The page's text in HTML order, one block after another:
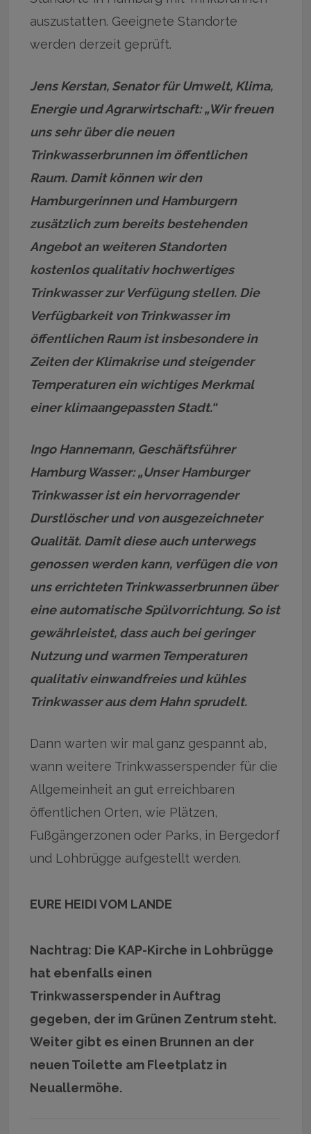
auszustatten. Geeignete Standorte
werden derzeit geprüft.
Jens Kerstan, Senator für Umwelt, Klima,
Energie und Agrarwirtschaft: „Wir freuen
uns sehr über die neuen
Trinkwasserbrunnen im öffentlichen
Raum. Damit können wir den
Hamburgerinnen und Hamburgern
zusätzlich zum bereits bestehenden
Angebot an weiteren Standorten
kostenlos qualitativ hochwertiges
Trinkwasser zur Verfügung stellen. Die
Verfügbarkeit von Trinkwasser im
öffentlichen Raum ist insbesondere in
Zeiten der Klimakrise und steigender
Temperaturen ein wichtiges Merkmal
einer klimaangepassten Stadt.“
Ingo Hannemann, Geschäftsführer
Hamburg Wasser: „Unser Hamburger
Trinkwasser ist ein hervorragender
Durstlöscher und von ausgezeichneter
Qualität. Damit diese auch unterwegs
genossen werden kann, verfügen die von
uns errichteten Trinkwasserbrunnen über
eine automatische Spülvorrichtung. So ist
gewährleistet, dass auch bei geringer
Nutzung und warmen Temperaturen
qualitativ einwandfreies und kühles
Trinkwasser aus dem Hahn sprudelt.
Dann warten wir mal ganz gespannt ab,
wann weitere Trinkwasserspender für die
Allgemeinheit an gut erreichbaren
öffentlichen Orten, wie Plätzen,
Fußgängerzonen oder Parks, in Bergedorf
und Lohbrügge aufgestellt werden.
EURE HEIDI VOM LANDE
Nachtrag: Die KAP-Kirche in Lohbrügge
hat ebenfalls einen
Trinkwasserspender in Auftrag
gegeben, der im Grünen Zentrum steht.
Weiter gibt es einen Brunnen an der
neuen Toilette am Fleetplatz in
Neuallermöhe.